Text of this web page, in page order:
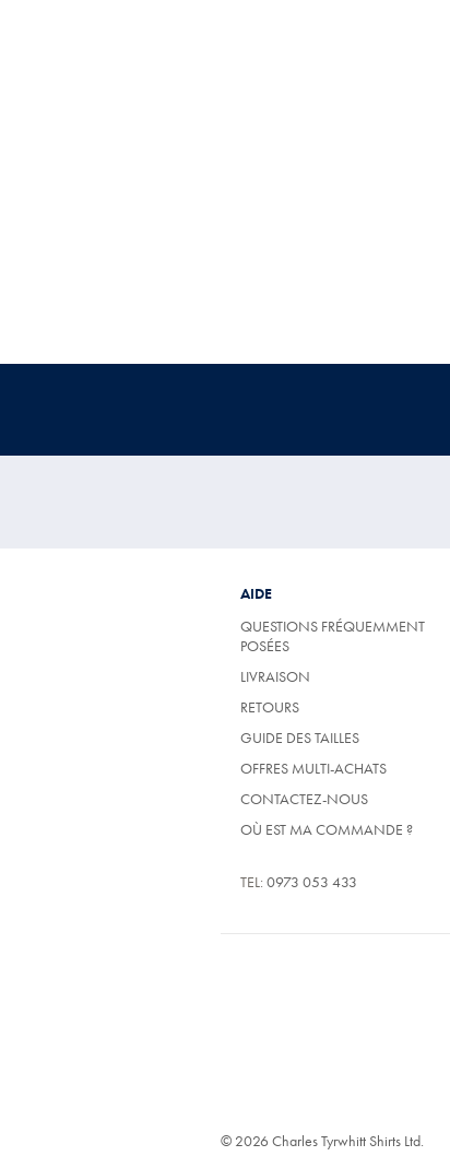
AIDE
QUESTIONS FRÉQUEMMENT
POSÉES
LIVRAISON
RETOURS
GUIDE DES TAILLES
OFFRES MULTI-ACHATS
CONTACTEZ-NOUS
OÙ EST MA COMMANDE ?
TEL: 0973 053 433
© 2026 Charles Tyrwhitt Shirts Ltd.